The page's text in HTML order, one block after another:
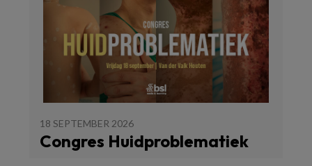
18 SEPTEMBER 2026
Congres Huidproblematiek